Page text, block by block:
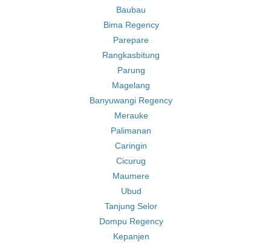
Baubau
Bima Regency
Parepare
Rangkasbitung
Parung
Magelang
Banyuwangi Regency
Merauke
Palimanan
Caringin
Cicurug
Maumere
Ubud
Tanjung Selor
Dompu Regency
Kepanjen